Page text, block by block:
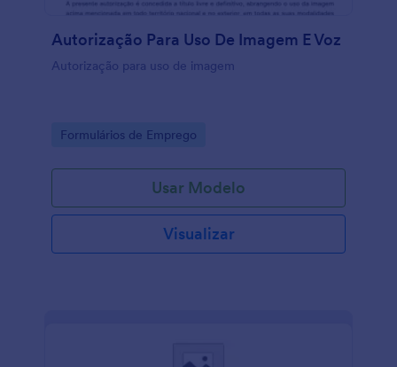
Autorização Para Uso De Imagem E Voz
Autorização para uso de imagem
Go to Category:
Formulários de Emprego
Usar Modelo
Visualizar